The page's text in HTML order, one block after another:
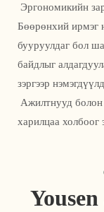
Бөөрөнхий ирмэг
бууруулдаг бол
байдлыг
зэргээр
харилцаа холбоог